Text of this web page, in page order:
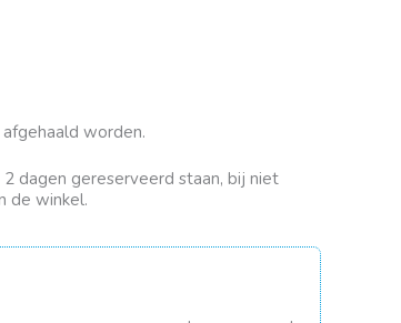
worden.
dagen gereserveerd staan, bij niet
de winkel.